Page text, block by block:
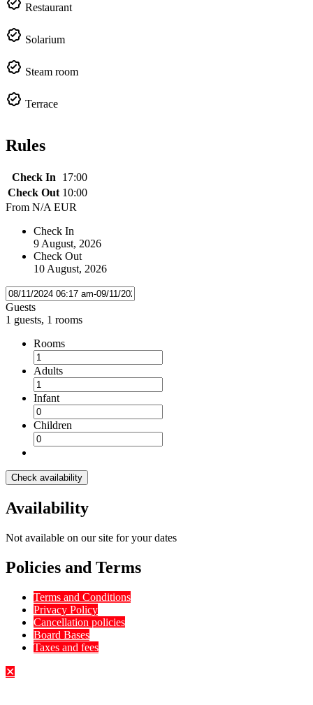
Restaurant
Solarium
Steam room
Terrace
Rules
Check In
17:00
Check Out 10:00
From N/A EUR
Check In
9 August, 2026
Check Out
10 August, 2026
Guests
1 guests, 1 rooms
Rooms
Adults
Infant
Children
Check availability
Availability
Not available on our site for your dates
Policies and Terms
Terms and Conditions
Privacy Policy
Cancellation policies
Board Bases
Taxes and fees
✕